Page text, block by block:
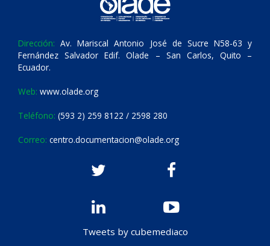
Dirección: Av. Mariscal Antonio José de Sucre N58-63 y
Fernández Salvador Edif. Olade – San Carlos, Quito –
Ecuador.
Web: www.olade.org
Teléfono: (593 2) 259 8122 / 2598 280
Correo: centro.documentacion@olade.org
Tweets by cubemediaco